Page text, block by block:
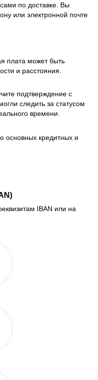
по доставке. Вы
или электронной почте
плата может быть
и расстояния.
подтверждение с
следить за статусом
времени.
кредитных и
IBAN или на